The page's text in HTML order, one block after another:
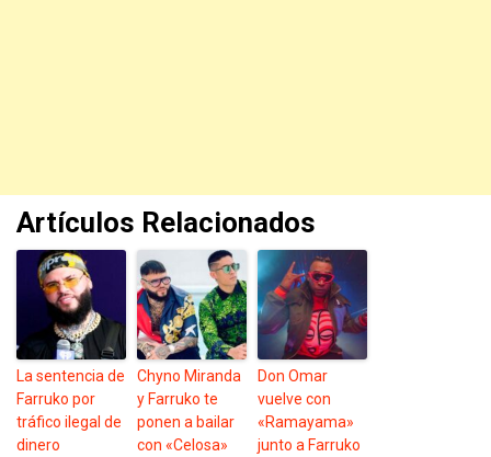
Artículos Relacionados
La sentencia de
Farruko por
tráfico ilegal de
dinero
Chyno Miranda
y Farruko te
ponen a bailar
con «Celosa»
Don Omar
vuelve con
«Ramayama»
junto a Farruko